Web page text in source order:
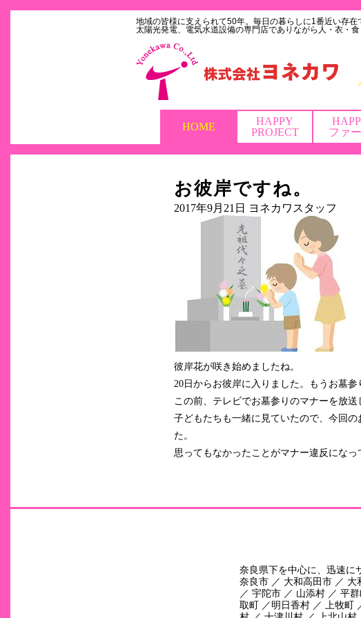
地域の皆様に支えられて50年。毎日の暮らしに1番近い存在
太陽光発電、電気水道設備の専門店でありながら人・衣・
HOME
HAPPY
PROJECT
ファ
お彼岸ですね。
2017年9月21日 ヨネカワスタッフ
彼岸花が咲き始めましたね。
20日からお彼岸に入りました。もうお墓参
この前、テレビでお墓参りのマナーを放送
子どもたちも一緒に見ていたので、今回
た。
思ってもなかったことがマナー違反にな
奈良県下を中心に、迅速に
奈良市 ／ 大和高田市 ／
／ 宇陀市 ／ 山添村 ／ 平
取町 ／明日香村 ／ 上牧町